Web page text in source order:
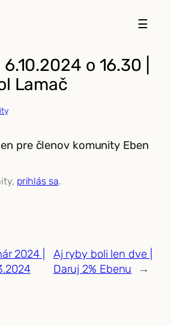
☰
o 16.30 |
Lamač
pre členov komunity Eben
prihlás sa.
2024 |
Aj ryby boli len dve |
Daruj 2% Ebenu
→